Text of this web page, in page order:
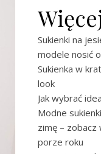
Sukienki na
modele nosić
Sukienka w
look
Jak wybrać
Modne
zimę –
porze roku